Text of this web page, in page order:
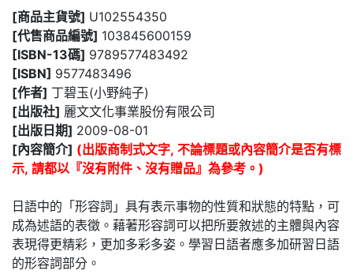
[商品主貨號] U102554350
[代售商品編號] 103845600159
[ISBN-13碼] 9789577483492
[ISBN] 9577483496
[作者] 丁碧玉(小野純子)
[出版社] 麗文文化事業股份有限公司
[出版日期] 2009-08-01
[內容簡介] (出版商制式文字, 不論標題或內容簡介是否有標
示, 請都以『沒有附件、沒有贈品』為參考。)
日語中的「形容詞」具有表示事物的性質和狀態的特點，可
成為述語的表徵。藉著形容詞可以把所要敘述的主體與內容
表現得更精彩，更加多彩多姿。學習日語者應多加研習日語
的形容詞部分。